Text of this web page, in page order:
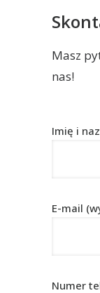
Masz
nas!
Imię i
E-mail
Numer